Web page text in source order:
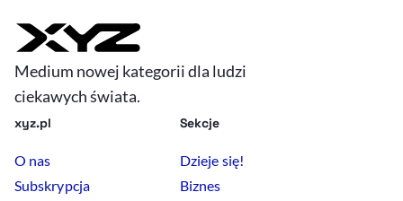
Medium nowej kategorii dla ludzi
ciekawych świata.
xyz.pl
O nas
Subskrypcja
Sekcje
Dzieje się!
Biznes